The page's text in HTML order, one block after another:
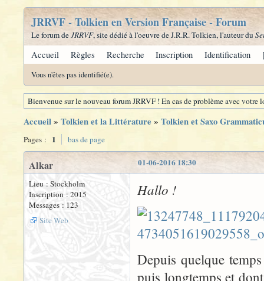
JRRVF - Tolkien en Version Française - Forum
Le forum deJRRVF, site dédié à l'oeuvre de J.R.R. Tolkien, l'auteur du
Accueil Règles Recherche Inscription Identification
Vous n'êtes pas identifié(e).
Bienvenue sur le nouveau forum JRRVF ! En cas de problème avec
Accueil» Tolkien et la Littérature » Tolkien et Saxo
Pages : 1 bas de page
01-06-2016 18:30
Alkar
Lieu : Stockholm
Inscription : 2015
Messages : 123
Site Web
Hallo !
Depuis quelque
puis longtemps et